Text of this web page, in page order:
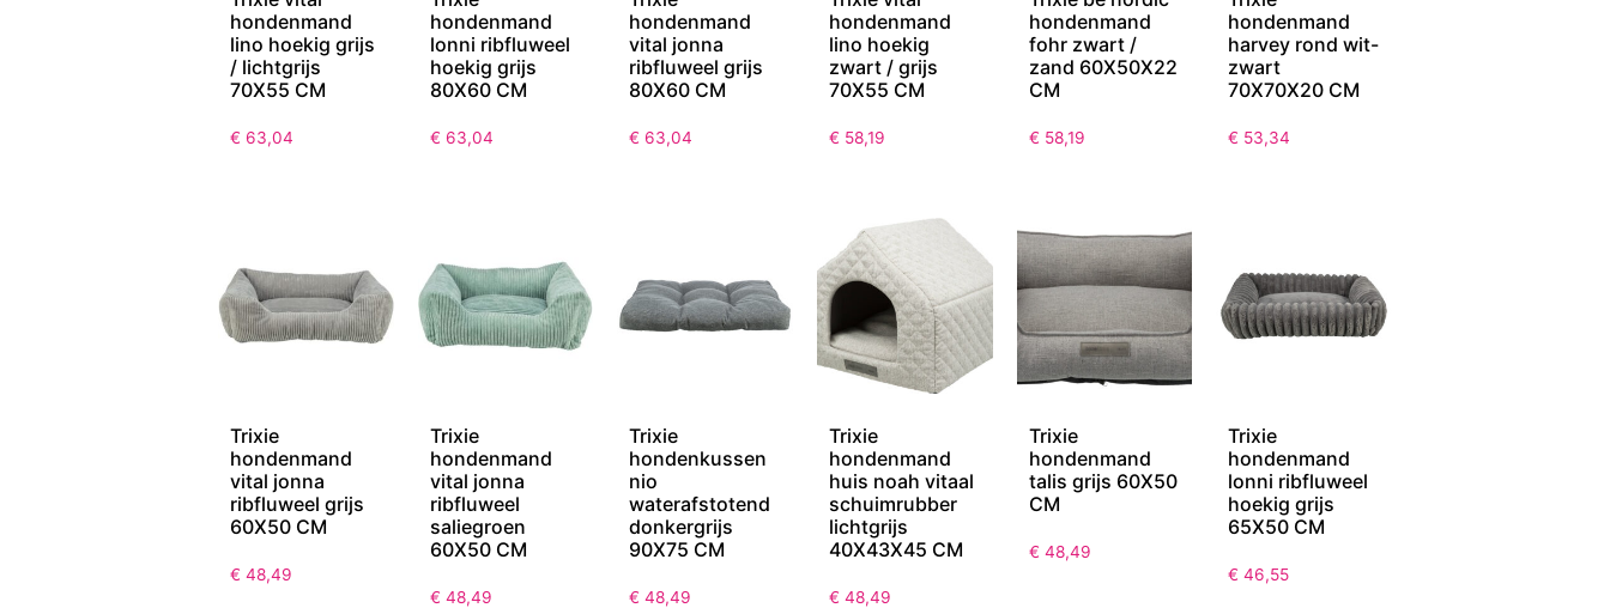
hondenmand
lino hoekig grijs
/ lichtgrijs
70X55 CM
€ 63,04
hondenmand
lonni ribfluweel
hoekig grijs
80X60 CM
€ 63,04
hondenmand
vital jonna
ribfluweel grijs
80X60 CM
€ 63,04
hondenmand
lino hoekig
zwart / grijs
70X55 CM
€ 58,19
hondenmand
fohr zwart /
zand 60X50X22
CM
€ 58,19
hondenmand
harvey rond wit-
zwart
70X70X20 CM
€ 53,34
Trixie
hondenmand
vital jonna
ribfluweel grijs
60X50 CM
€ 48,49
Trixie
hondenmand
vital jonna
ribfluweel
saliegroen
60X50 CM
€ 48,49
Trixie
hondenkussen
nio
waterafstotend
donkergrijs
90X75 CM
€ 48,49
Trixie
hondenmand
huis noah vitaal
schuimrubber
lichtgrijs
40X43X45 CM
€ 48,49
Trixie
hondenmand
talis grijs 60X50
CM
€ 48,49
Trixie
hondenmand
lonni ribfluweel
hoekig grijs
65X50 CM
€ 46,55